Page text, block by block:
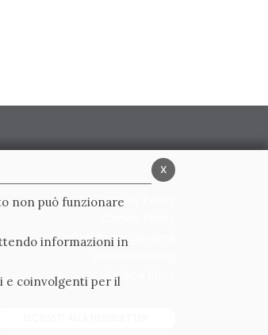
Privacy Policy
Condizioni generali
Codice Etico
x
non può funzionare
informazioni in
e coinvolgenti per il